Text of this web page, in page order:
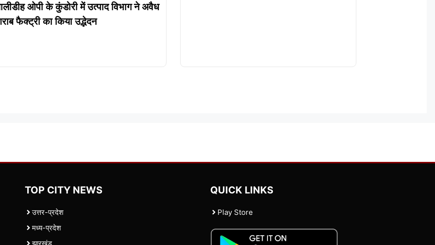
ओपी के कुंडोरी में उत्पाद विभाग ने अवैध
फैक्ट्री का किया उद्भेदन
TOP CITY NEWS
उत्तर-प्रदेश
मध्य-प्रदेश
QUICK LINKS
Play Store